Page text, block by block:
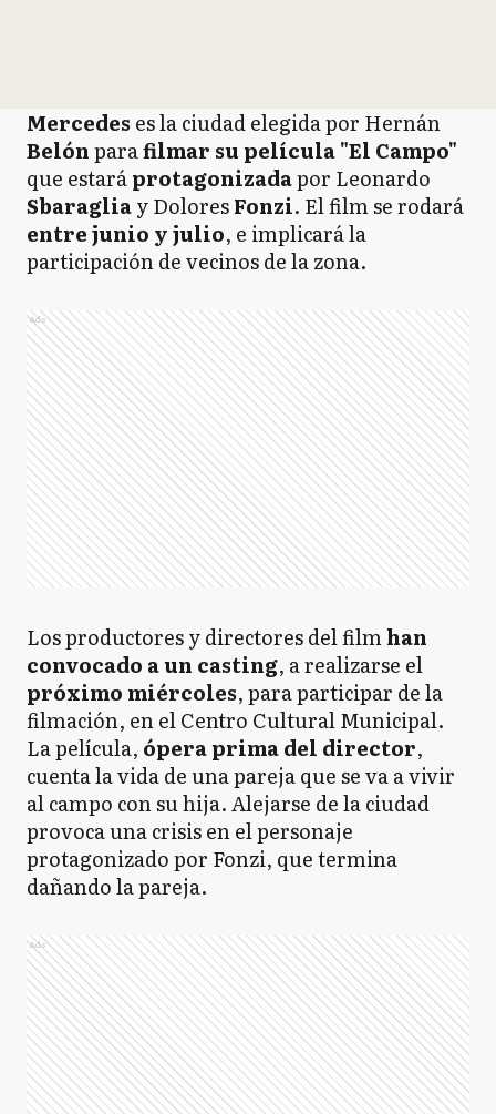
Mercedes es la ciudad elegida por Hernán
Belónparafilmar su película "El Campo"
que estaráprotagonizadapor Leonardo
Sbaragliay DoloresFonzi. El film se rodará
entre junio y julio, e implicará la
participación de vecinos de la zona.
Ads
Los productores y directores del filmhan
convocado a un casting, a realizarse el
próximo miércoles, para participar de la
filmación, en el Centro Cultural Municipal.
La película, ópera prima del director,
cuenta la vida de una pareja que se va a vivir
al campo con su hija. Alejarse de la ciudad
provoca una crisis en el personaje
protagonizado por Fonzi, que termina
dañando la pareja.
Ads